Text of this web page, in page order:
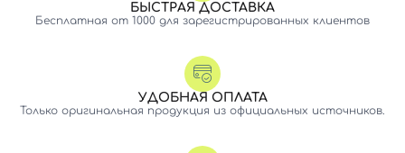
БЫСТРАЯ ДОСТАВКА
Бесплатная от 1000 для зарегистрированных клиентов
УДОБНАЯ ОПЛАТА
Только оригинальная продукция из официальных источников.